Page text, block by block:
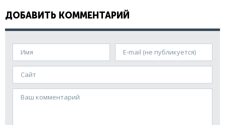
ДОБАВИТЬ КОММЕНТАРИЙ
Имя E-mail (не публикуется)
Сайт
Ваш комментарий